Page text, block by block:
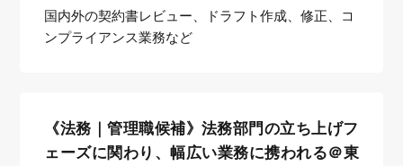
国内外の契約書レビュー、ドラフト作成、修正、コ
ンプライアンス業務など
《法務｜管理職候補》法務部門の立ち上げフ
ェーズに関わり、幅広い業務に携われる＠東